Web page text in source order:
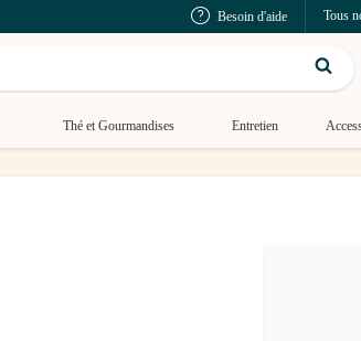
Besoin d'aide Tous
Thé et Gourmandises Entretien